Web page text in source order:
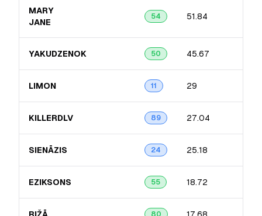
MARY
JANE
54 51.84
YAKUDZENOK 50 45.67
LIMON 11 29
KILLERDLV 89 27.04
SIENĀZIS 24 25.18
EZIKSONS 55 18.72
80